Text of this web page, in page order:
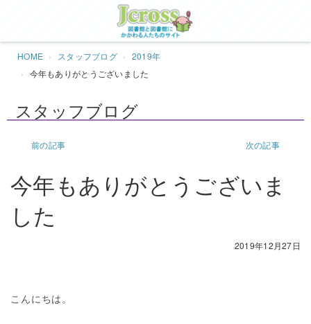
HOME スタッフブログ
2019年
今年もありがとうございました
スタッフブログ
前の記事 次の記事
今年もありがとうございま
した
2019年12月27日
こんにちは。